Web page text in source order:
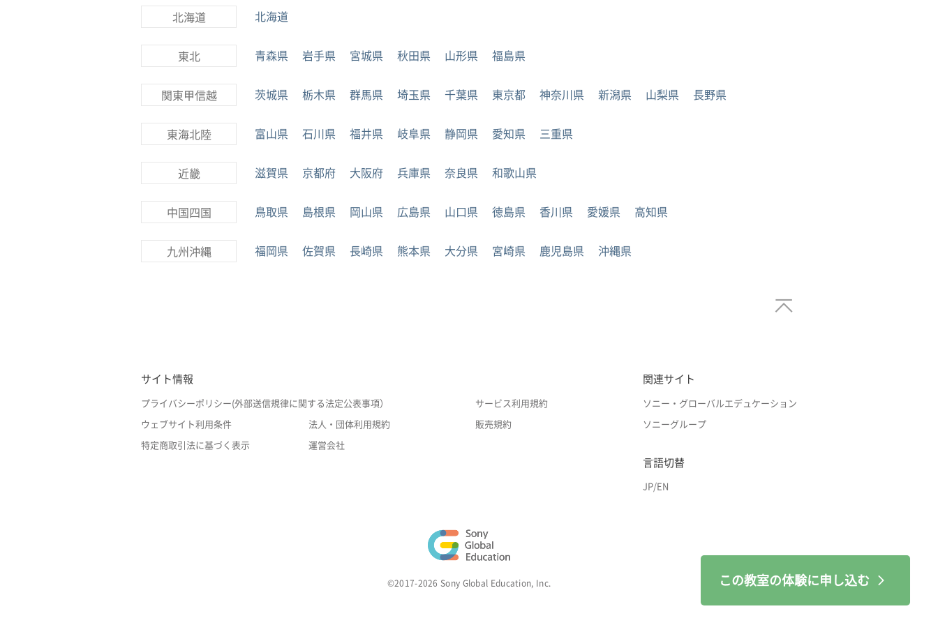
この教室の体験に申し込む
北海道 北海道
東北 青森県 岩手県 宮城県 秋田県 山形県 福島県
関東甲信越 茨城県 栃木県 群馬県 埼玉県 千葉県 東京都 神奈川県 新潟県 山梨県 長野県
東海北陸 富山県 石川県 福井県 岐阜県 静岡県 愛知県 三重県
近畿 滋賀県 京都府 大阪府 兵庫県 奈良県 和歌山県
中国四国 鳥取県 島根県 岡山県 広島県 山口県 徳島県 香川県 愛媛県 高知県
九州沖縄 福岡県 佐賀県 長崎県 熊本県 大分県 宮崎県 鹿児島県 沖縄県
サイト情報
プライバシーポリシー(外部送信規律に関する法定公表事項） サービス利用規約
ウェブサイト利用条件 法人・団体利用規約 販売規約
特定商取引法に基づく表示 運営会社
関連サイト
ソニー・グローバルエデュケーション
ソニーグループ
言語切替
JP/EN
©2017-2026 Sony Global Education, Inc.